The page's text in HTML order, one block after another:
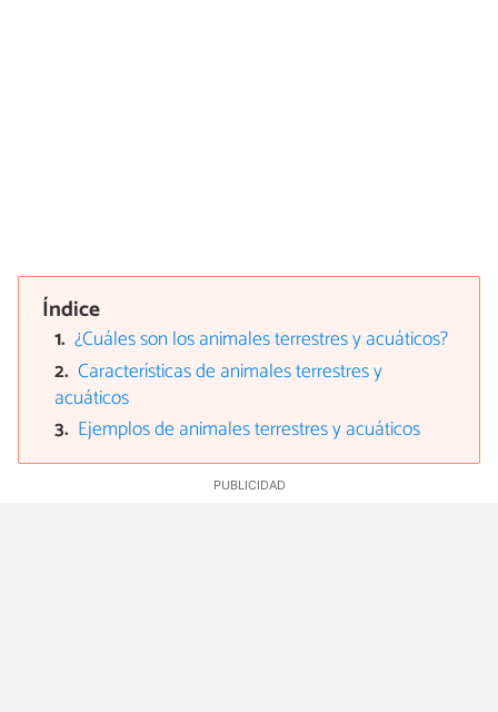
Índice
¿Cuáles son los animales terrestres y acuáticos?
Características de animales terrestres y
acuáticos
Ejemplos de animales terrestres y acuáticos